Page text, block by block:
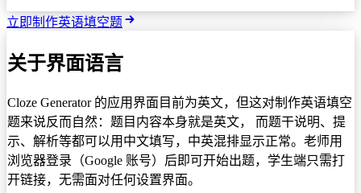
立即制作英语填空题
关于界面语言
Cloze Generator 的应用界面目前为英文，但这对制作英语填空
题来说反而自然：题目内容本身就是英文， 而题干说明、提
示、解析等都可以用中文填写，中英混排显示正常。老师用
浏览器登录（Google 账号）后即可开始出题，学生端只需打
开链接，无需面对任何设置界面。